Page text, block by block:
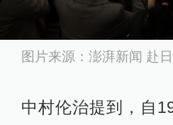
图片来源：澎湃新闻 赴
中村伦治提到，自